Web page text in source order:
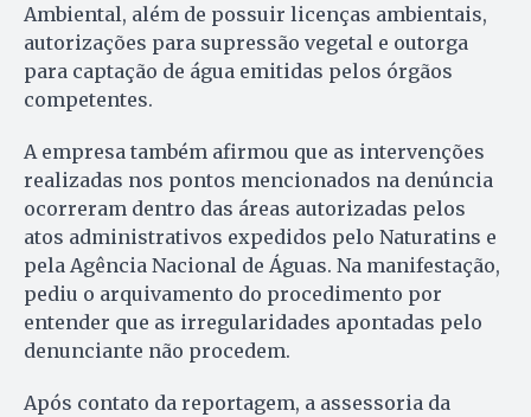
Ambiental, além de possuir licenças ambientais,
autorizações para supressão vegetal e outorga
para captação de água emitidas pelos órgãos
competentes.
A empresa também afirmou que as intervenções
realizadas nos pontos mencionados na denúncia
ocorreram dentro das áreas autorizadas pelos
atos administrativos expedidos pelo Naturatins e
pela Agência Nacional de Águas. Na manifestação,
pediu o arquivamento do procedimento por
entender que as irregularidades apontadas pelo
denunciante não procedem.
Após contato da reportagem, a assessoria da